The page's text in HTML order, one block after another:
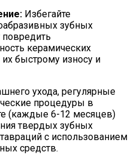
Избегайте
зубных
повредить
керамических
их быстрому износу и
ухода, регулярные
процедуры в
(каждые 6-12 месяцев)
твердых зубных
с использованием
средств.